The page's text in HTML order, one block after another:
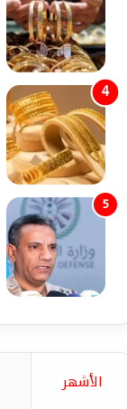
الأشهر